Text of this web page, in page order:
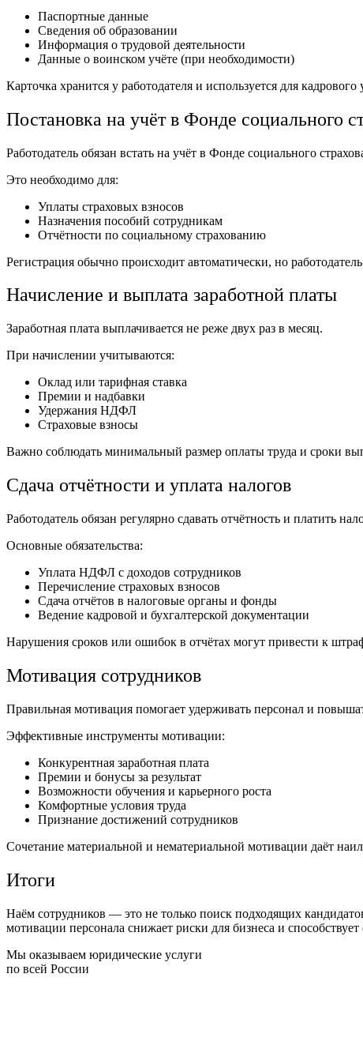
Паспортные данные
Сведения об образовании
Информация о трудовой деятельности
Данные о воинском учёте (при необходимости)
Карточка хранится у работодателя и используется для кадрового
Постановка на учёт в Фонде социального
Работодатель обязан встать на учёт в Фонде социального
Это необходимо для:
Уплаты страховых взносов
Назначения пособий сотрудникам
Отчётности по социальному страхованию
Регистрация обычно происходит автоматически, но
Начисление и выплата заработной платы
Заработная плата выплачивается не реже двух раз в месяц.
При начислении учитываются:
Оклад или тарифная ставка
Премии и надбавки
Удержания НДФЛ
Страховые взносы
Важно соблюдать минимальный размер оплаты труда и сроки
Сдача отчётности и уплата налогов
Работодатель обязан регулярно сдавать отчётность и платить
Основные обязательства:
Уплата НДФЛ с доходов сотрудников
Перечисление страховых взносов
Сдача отчётов в налоговые органы и фонды
Ведение кадровой и бухгалтерской документации
Нарушения сроков или ошибок в отчётах могут привести к
Мотивация сотрудников
Правильная мотивация помогает удерживать персонал и
Эффективные инструменты мотивации:
Конкурентная заработная плата
Премии и бонусы за результат
Возможности обучения и карьерного роста
Комфортные условия труда
Признание достижений сотрудников
Сочетание материальной и нематериальной мотивации даёт
Итоги
Наём сотрудников — это не только поиск подходящих
мотивации персонала снижает риски для бизнеса и
Мы оказываем юридические услуги
по всей России